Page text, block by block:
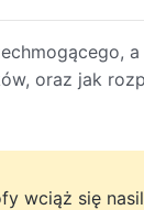
oraz jak
wciąż się